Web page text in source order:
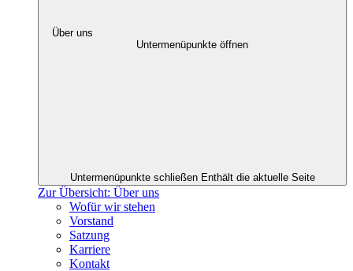
Über uns
Untermenüpunkte öffnen
Untermenüpunkte schließen Enthält die aktuelle Seite
Zur Übersicht: Über uns
Wofür wir stehen
Vorstand
Satzung
Karriere
Kontakt